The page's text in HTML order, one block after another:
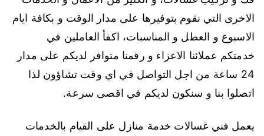
الاخرى التي نقوم بتوفيرها على مدار الوقت و بكافة ايام
الاسبوع و العطل و المناسبات، اكفأ العاملين في
خدمتكم عملائنا الاعزاء و رقمنا متوافر لديكم على مدار
24 ساعة من اجل التواصل في اي وقت تشاؤون لذا
اتصلوا بنا و سنكون لديكم في اقصى سرعة.
يعمل فني غسالات خدمة منازل على القيام بالخدمات